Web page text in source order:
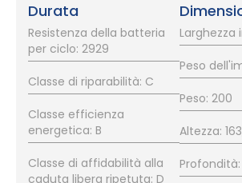
Durata
Resistenza della batteria
per ciclo: 2929
Classe di riparabilità: C
Classe efficienza
energetica: B
Classe di affidabilità alla
caduta libera ripetuta: D
Larghezza
Peso
Peso: 200
Altezza:
Profondità: